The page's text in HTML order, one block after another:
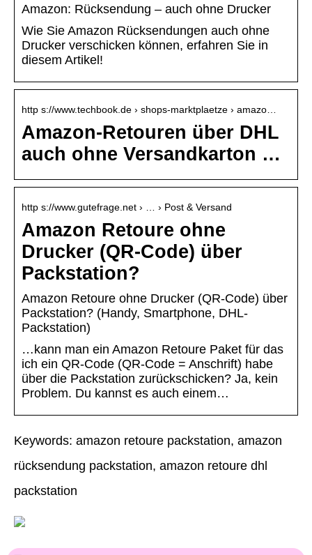
Amazon: Rücksendung – auch ohne Drucker
Wie Sie Amazon Rücksendungen auch ohne
Drucker verschicken können, erfahren Sie in
diesem Artikel!
http s://www.techbook.de › shops-marktplaetze › amazo…
Amazon-Retouren über DHL
auch ohne Versandkarton …
http s://www.gutefrage.net › … › Post & Versand
Amazon Retoure ohne
Drucker (QR-Code) über
Packstation?
Amazon Retoure ohne Drucker (QR-Code) über
Packstation? (Handy, Smartphone, DHL-
Packstation)
…kann man ein Amazon Retoure Paket für das
ich ein QR-Code (QR-Code = Anschrift) habe
über die Packstation zurückschicken? Ja, kein
Problem. Du kannst es auch einem…
Keywords: amazon retoure packstation, amazon
rücksendung packstation, amazon retoure dhl
packstation